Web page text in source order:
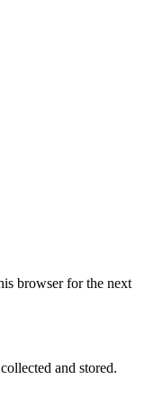
browser for the next
and stored.